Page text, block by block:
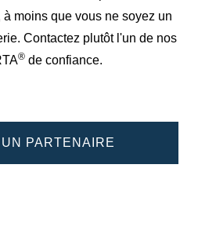
moins que vous ne soyez un
Contactez plutôt l'un de nos
® de confiance.
PARTENAIRE